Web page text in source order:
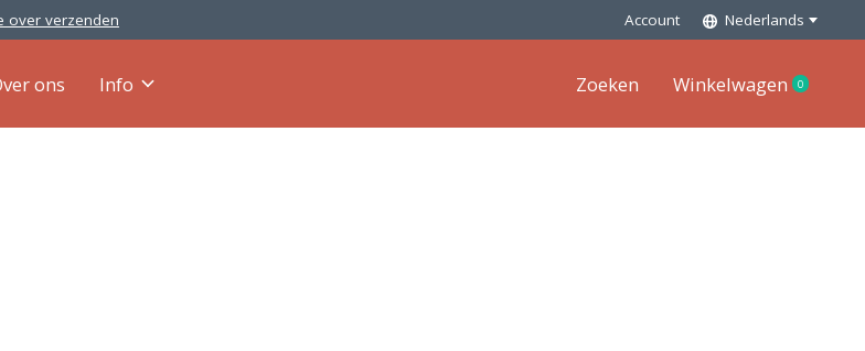
over verzenden Account Nederlands
ons Info Zoeken Winkelwagen 0items